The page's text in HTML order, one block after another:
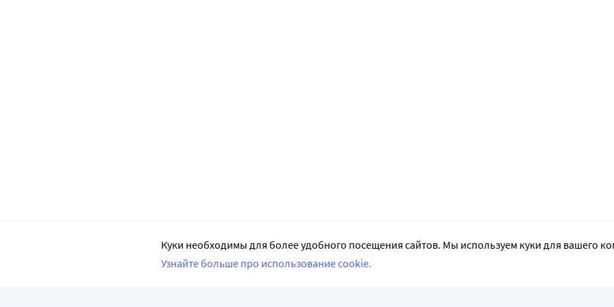
Куки необходимы для более удобного посещения сайтов. Мы используем куки для вашего
Узнайте больше про использование cookie.